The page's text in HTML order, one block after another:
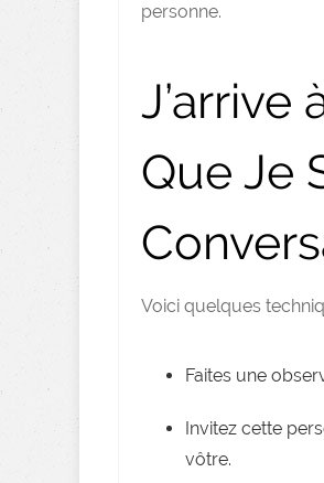
personne.
J’arrive
Que Je
Voici quelques
Faites une
Invitez cette
vôtre.